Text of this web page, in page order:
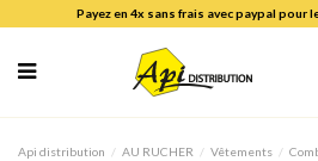
Payez en 4x sans frais avec paypal pour
Api distribution AU RUCHER Vêtements